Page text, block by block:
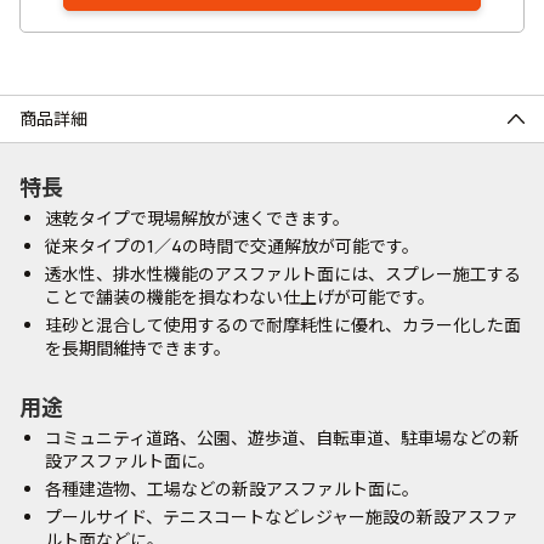
商品詳細
特長
速乾タイプで現場解放が速くできます。
従来タイプの1／4の時間で交通解放が可能です。
透水性、排水性機能のアスファルト面には、スプレー施工する
ことで舗装の機能を損なわない仕上げが可能です。
珪砂と混合して使用するので耐摩耗性に優れ、カラー化した面
を長期間維持できます。
用途
コミュニティ道路、公園、遊歩道、自転車道、駐車場などの新
設アスファルト面に。
各種建造物、工場などの新設アスファルト面に。
プールサイド、テニスコートなどレジャー施設の新設アスファ